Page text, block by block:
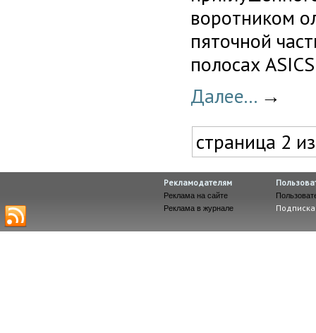
воротником
пяточной
полосах
Далее... →
страница 2
Рекламодателям
Реклама на сайте
Реклама в журнале